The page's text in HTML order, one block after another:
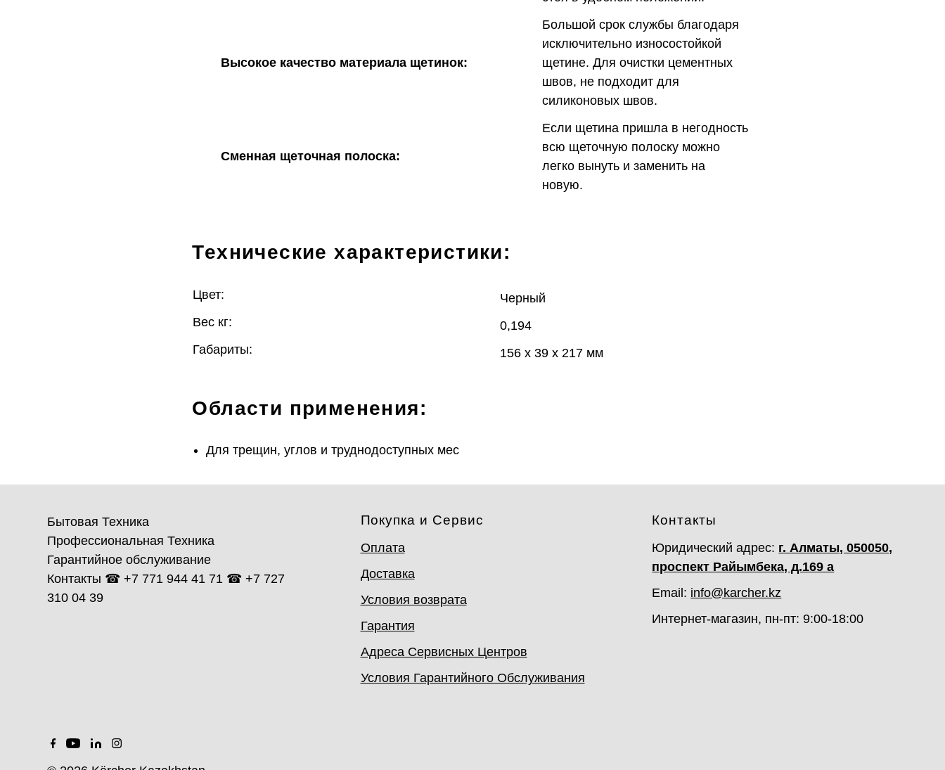
Высокое качество материала щетинок:
Большой срок службы благодаря
исключительно износостойкой
щетине. Для очистки цементных
швов, не подходит для
силиконовых швов.
Сменная щеточная полоска:
Если щетина пришла в негодность
всю щеточную полоску можно
легко вынуть и заменить на
новую.
Технические характеристики:
Цвет:
Черный
Вес кг:
0,194
Габариты:
156 x 39 x 217 мм
Области применения:
Для трещин, углов и труднодоступных мес
Бытовая Техника
Профессиональная Техника
Гарантийное обслуживание
Контакты ☎ +7 771 944 41 71 ☎ +7 727
310 04 39
Покупка и Сервис
Оплата
Доставка
Условия возврата
Гарантия
Адреса Сервисных Центров
Условия Гарантийного Обслуживания
Контакты
Юридический адрес: г. Алматы, 050050,
проспект Райымбека, д.169 а
Email: info@karcher.kz
Интернет-магазин, пн-пт: 9:00-18:00